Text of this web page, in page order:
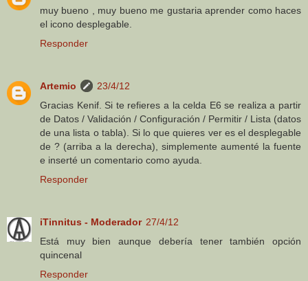
muy bueno , muy bueno me gustaria aprender como haces
el icono desplegable.
Responder
Artemio
23/4/12
Gracias Kenif. Si te refieres a la celda E6 se realiza a partir
de Datos / Validación / Configuración / Permitir / Lista (datos
de una lista o tabla). Si lo que quieres ver es el desplegable
de ? (arriba a la derecha), simplemente aumenté la fuente
e inserté un comentario como ayuda.
Responder
iTinnitus - Moderador 27/4/12
Está muy bien aunque debería tener también opción
quincenal
Responder